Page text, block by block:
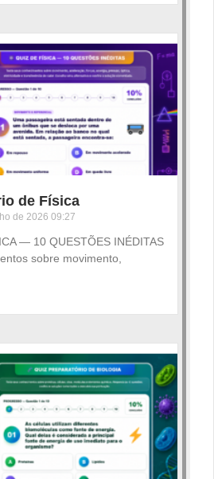
de Física
de 2026 09:27
— 10 QUESTÕES INÉDITAS
sobre movimento,